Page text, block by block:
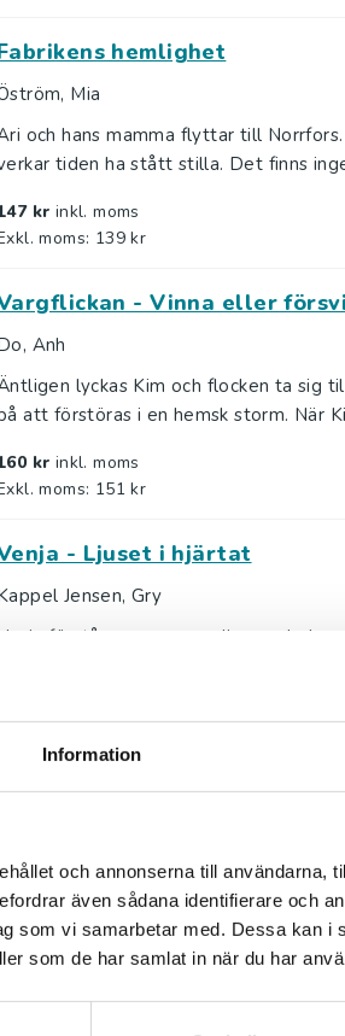
Information
och annonserna till användarna,
även sådana identifierare och
som vi samarbetar med. Dessa kan i
som de har samlat in när du har
hemlighet
Mia
och hans mamma flyttar till
tiden ha stått stilla. Det finns
kr inkl. moms
moms: 139 kr
- Vinna eller
Anh
lyckas Kim och flocken ta sig
att förstöras i en hemsk storm. När
kr inkl. moms
moms: 151 kr
- Ljuset i hjärtat
Jensen, Gry
förstår nu vem som liggare
bryta förbannelsen som vilar över
I Månberga har barn försvunnit, och
Ingen vet vart han har tagit vägen, men
krinkl. moms